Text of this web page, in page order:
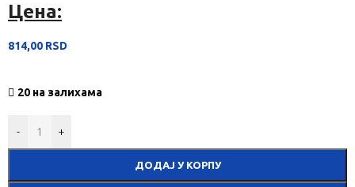
Цена:
814,00 RSD
20 на залихама
- +
ДОДАЈ У КОРПУ